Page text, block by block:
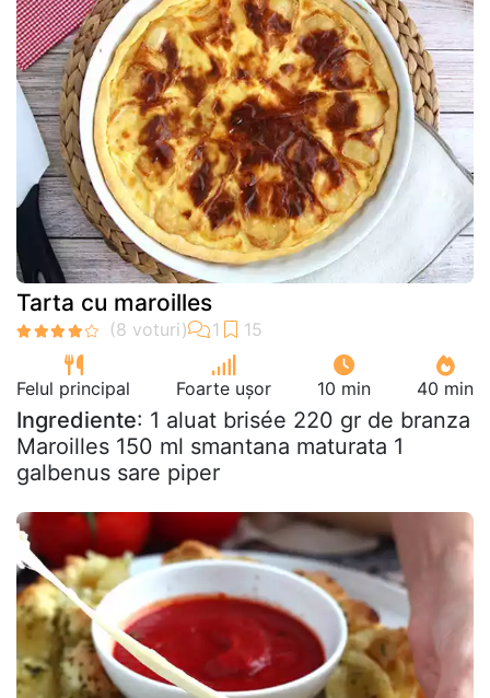
Tarta cu maroilles
Felul principal Foarte ușor 10 min 40 min
Ingrediente: 1 aluat brisée 220 gr de branza
Maroilles 150 ml smantana maturata 1
galbenus sare piper